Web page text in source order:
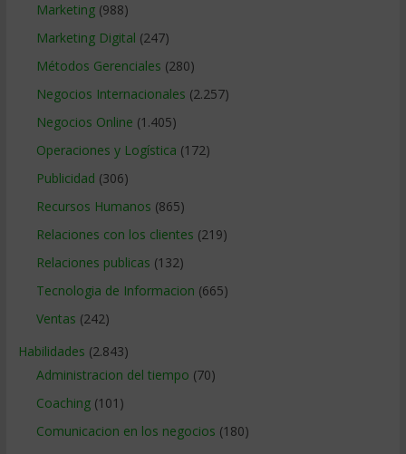
Marketing(988)
Marketing Digital (247)
Métodos Gerenciales (280)
Negocios Internacionales (2.257)
Negocios Online (1.405)
Operaciones y Logística (172)
Publicidad (306)
Recursos Humanos (865)
Relaciones con los clientes (219)
Relaciones publicas (132)
Tecnologia de Informacion (665)
Ventas (242)
Habilidades (2.843)
Administracion del tiempo (70)
Coaching(101)
Comunicacion en los negocios (180)